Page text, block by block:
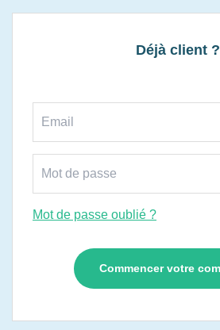
Déjà client ?
Mot de passe oublié ?